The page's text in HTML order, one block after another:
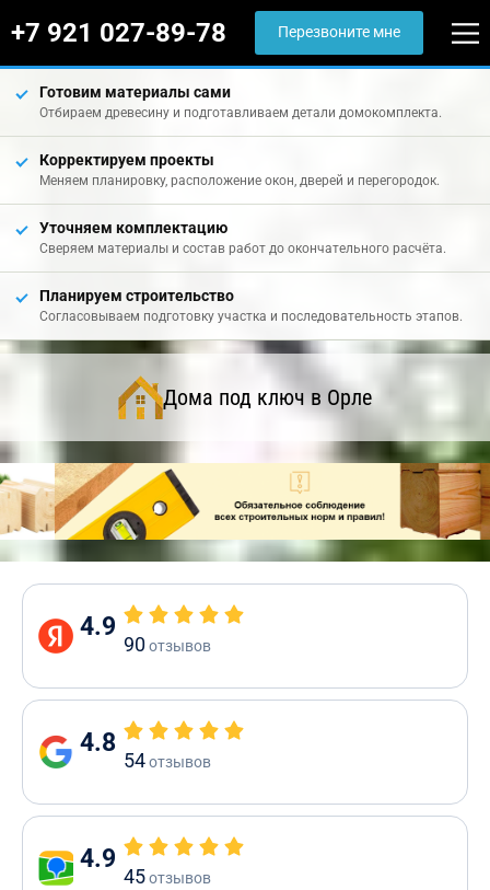
+7 921 027-89-78 Перезвоните мне
Готовим материалы сами
Отбираем древесину и подготавливаем детали домокомплекта.
Корректируем проекты
Меняем планировку, расположение окон, дверей и перегородок.
Уточняем комплектацию
Сверяем материалы и состав работ до окончательного расчёта.
Планируем строительство
Согласовываем подготовку участка и последовательность этапов.
Дома под ключ в Орле
4.9
90отзывов
4.8
54отзывов
4.9
45отзывов